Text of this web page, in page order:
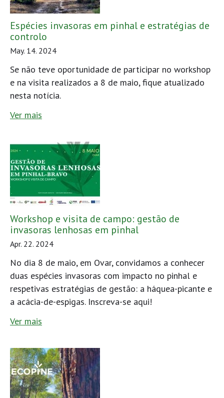
Espécies invasoras em pinhal e estratégias de
controlo
May. 14. 2024
Se não teve oportunidade de participar no workshop
e na visita realizados a 8 de maio, fique atualizado
nesta notícia.
Ver mais
Workshop e visita de campo: gestão de
invasoras lenhosas em pinhal
Apr. 22. 2024
No dia 8 de maio, em Ovar, convidamos a conhecer
duas espécies invasoras com impacto no pinhal e
respetivas estratégias de gestão: a háquea-picante e
a acácia-de-espigas. Inscreva-se aqui!
Ver mais